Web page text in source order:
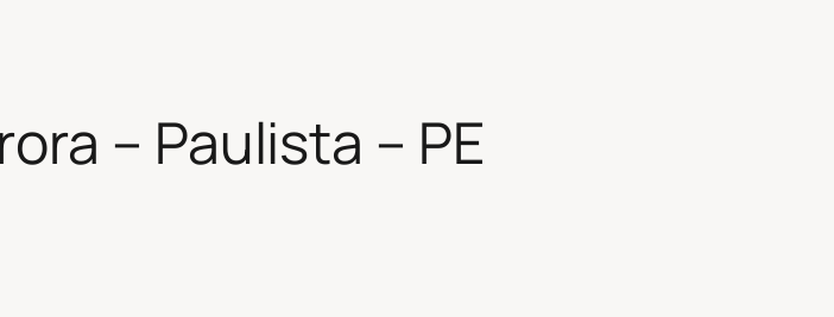
– Paulista – PE